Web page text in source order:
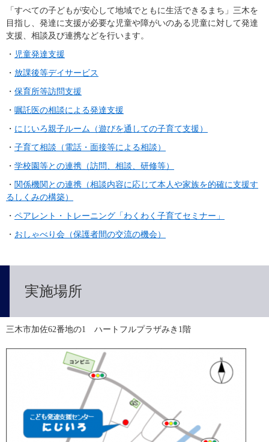
「すべての子どもが安心して地域でともに生活できるまち」三木を
目指し、発達に支援が必要な児童や障がいのある児童に対して発達
支援、相談及び連携などを行います。
・ 児童発達支援
・ 放課後等デイサービス
・ 保育所等訪問支援
・ 嘱託医の相談による発達支援
・ にじいろ親子ルーム（遊びを通しての子育て支援）
・ 子育て相談（電話・面接等による相談）
・ 学校園等との連携（訪問、相談、研修等）
・ 関係機関との連携（相談内容に応じて本人や家族を的確に支援す
るしくみの構築）
・ ペアレント・トレーニング「わくわく子育てセミナー」
・ おしゃべり会（保護者間の交流の機会）
実施場所
三木市加佐62番地の1　ハートフルプラザみき1階